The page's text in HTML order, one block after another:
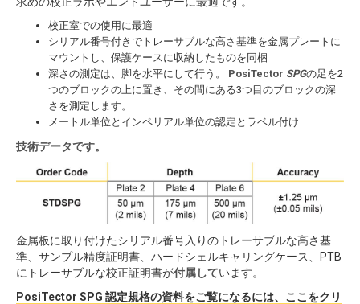
校正室での使用に最適
シリアル番号付きでトレーサブルな高さ基準を金属プレートに
マウントし、保護ケースに収納したものを同梱
深さの測定は、脚を水平にして行う。 PosiTector SPGの足を2
つのブロックの上に置き、その間にある3つ目のブロックの深
さを測定します。
メートル単位とインペリアル単位の認定とラベル付け
技術データです。
金属板に取り付けたシリアル番号入りのトレーサブルな高さ基
準、サンプル精度証明書、ハードシェルキャリングケース、PTB
にトレーサブルな校正証明書が付属しています。
PosiTector SPG 認定規格の資料をご覧になるには、ここをクリ